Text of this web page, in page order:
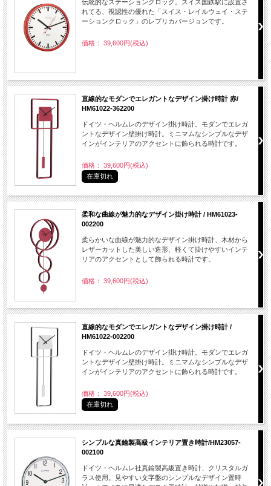
伝統的なステーションクロック。スイス国鉄駅に設置さ
れてる、視認性の優れた「スイス・レイルウェイ・ステ
ーションクロック」のレプリカバージョンです。
価格： 39,600円(税込)
直線的なモダンでエレガントなデザイン掛け時計 赤/
HM61022-362200
ドイツ・ヘルムレのデザイン掛け時計。モダンでエレガ
ントなデザイン壁掛け時計。ミニマムなシンプルなデザ
インがインテリアのアクセントに飾られる時計です。
価格： 39,600円(税込)
在庫切れ
柔和な曲線が魅力的なデザイン掛け時計 / HM61023-
002200
柔らかいな曲線が魅力的なデザイン掛け時計、木材から
レザーカットした美しい造形、軽くて掛けやすいインテ
リアのアクセントとして飾られる時計です。
価格： 39,600円(税込)
直線的なモダンでエレガントなデザイン掛け時計 /
HM61022-002200
ドイツ・ヘルムレのデザイン掛け時計。モダンでエレガ
ントなデザイン壁掛け時計。ミニマムなシンプルなデザ
インがインテリアのアクセントに飾られる時計です。
価格： 39,600円(税込)
在庫切れ
シンプルな真鍮製高級インテリア置き時計/HM23057-
002100
ドイツ・ヘルムレ社真鍮製高級置き時計、クリスタルガ
ラス使用。見やすい文字盤のシンプルなデザイン置時